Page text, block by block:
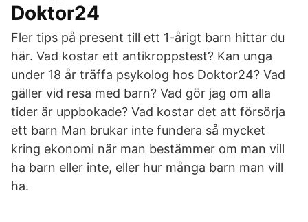
Doktor24
Fler tips på present till ett 1-årigt barn hittar du
här. Vad kostar ett antikroppstest? Kan unga
under 18 år träffa psykolog hos Doktor24? Vad
gäller vid resa med barn? Vad gör jag om alla
tider är uppbokade? Vad kostar det att försörja
ett barn Man brukar inte fundera så mycket
kring ekonomi när man bestämmer om man vill
ha barn eller inte, eller hur många barn man vill
ha.